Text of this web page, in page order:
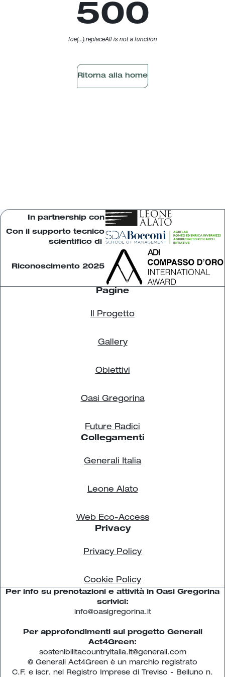
500
foe(...).replaceAll is not a function
Ritorna alla home
In partnership con
Con il supporto tecnico
scientifico di
Riconoscimento 2025
Pagine
Il Progetto
Gallery
Obiettivi
Oasi Gregorina
Future Radici
Collegamenti
Generali Italia
Leone Alato
Web Eco-Access
Privacy
Privacy Policy
Cookie Policy
Per info su prenotazioni e attività in Oasi Gregorina
scrivici:
info@oasigregorina.it
Per approfondimenti sul progetto Generali
Act4Green:
sostenibilitacountryitalia.it@generali.com
© Generali Act4Green è un marchio registrato
C.F. e iscr. nel Registro Imprese di Treviso - Belluno n.